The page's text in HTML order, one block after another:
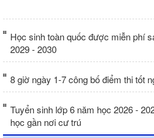
Học sinh toàn quốc được miễn phí
2029 - 2030
8 giờ ngày 1-7 công bố điểm thi tốt
Tuyển sinh lớp 6 năm học 2026 -
học gần nơi cư trú